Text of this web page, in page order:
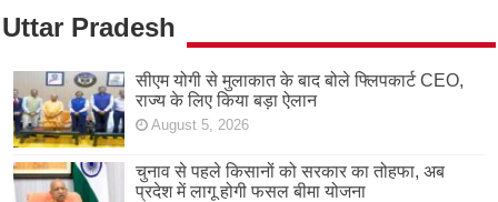
Uttar Pradesh
सीएम योगी से मुलाकात के बाद बोले फ्लिपकार्ट CEO,
राज्य के लिए किया बड़ा ऐलान
August 5, 2026
चुनाव से पहले किसानों को सरकार का तोहफा, अब
प्रदेश में लागू होगी फसल बीमा योजना